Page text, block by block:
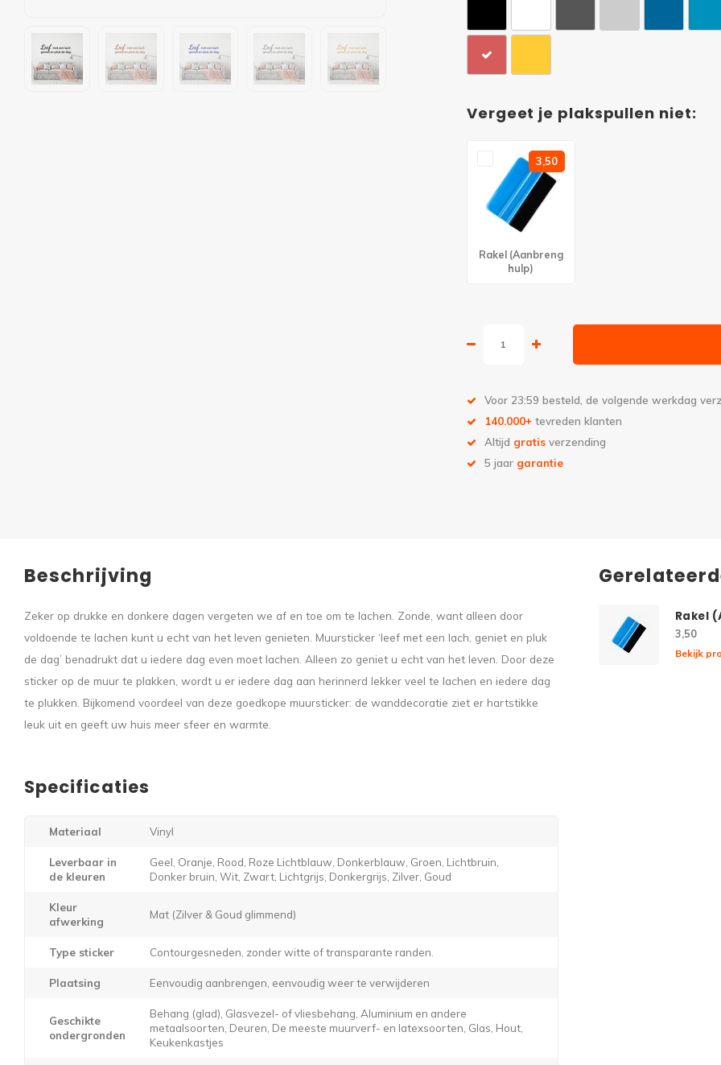
Vergeet je plakspullen niet:
3,50
Rakel (Aanbreng
hulp)
Voor 23:59 besteld, de volgende werkdag
140.000+ tevreden klanten
Altijd gratis verzending
5 jaar garantie
Beschrijving
Zeker op drukke en donkere dagen vergeten we af en toe om te lachen. Zonde, want alleen door
voldoende te lachen kunt u echt van het leven genieten. Muursticker ‘leef met een lach, geniet en pluk
de dag’ benadrukt dat u iedere dag even moet lachen. Alleen zo geniet u echt van het leven. Door deze
sticker op de muur te plakken, wordt u er iedere dag aan herinnerd lekker veel te lachen en iedere dag
te plukken. Bijkomend voordeel van deze goedkope muursticker: de wanddecoratie ziet er hartstikke
leuk uit en geeft uw huis meer sfeer en warmte.
Specificaties
Materiaal Vinyl
Leverbaar in
de kleuren
Geel, Oranje, Rood, Roze Lichtblauw, Donkerblauw, Groen, Lichtbruin,
Donker bruin, Wit, Zwart, Lichtgrijs, Donkergrijs, Zilver, Goud
Kleur
afwerking
Mat (Zilver & Goud glimmend)
Type sticker Contourgesneden, zonder witte of transparante randen.
Plaatsing Eenvoudig aanbrengen, eenvoudig weer te verwijderen
Geschikte
ondergronden
Behang (glad), Glasvezel- of vliesbehang, Aluminium en andere
metaalsoorten, Deuren, De meeste muurverf- en latexsoorten, Glas, Hout,
Keukenkastjes
Rakel
3,50
Bekijk